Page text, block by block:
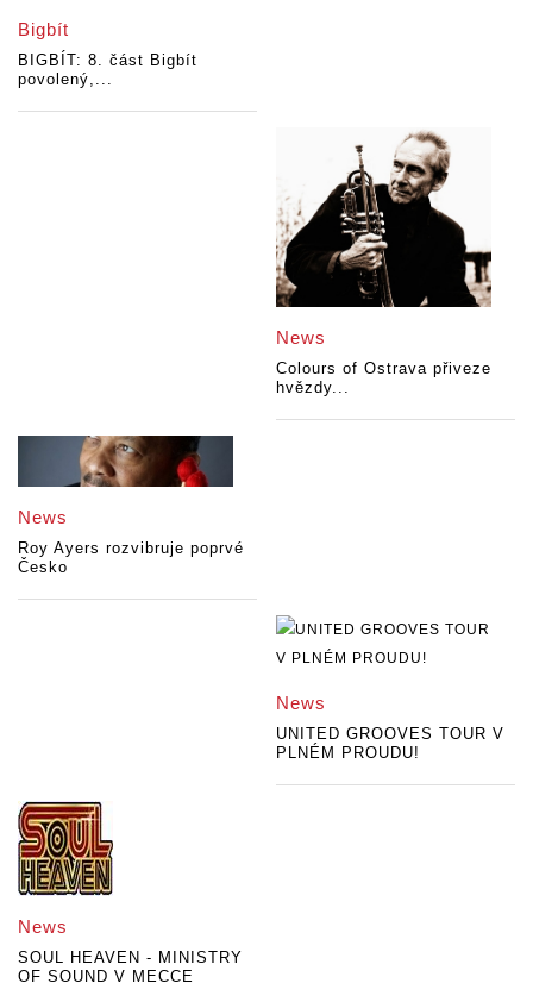
Bigbít
BIGBÍT: 8. část Bigbít
povolený,...
News
Colours of Ostrava přiveze
hvězdy...
News
Roy Ayers rozvibruje poprvé
Česko
News
UNITED GROOVES TOUR V
PLNÉM PROUDU!
News
SOUL HEAVEN - MINISTRY
OF SOUND V MECCE